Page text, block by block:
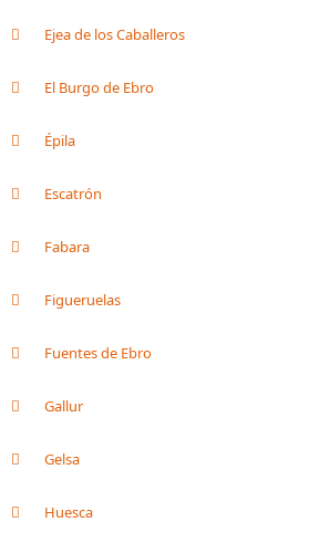
Ejea de los Caballeros
El Burgo de Ebro
Épila
Escatrón
Fabara
Figueruelas
Fuentes de Ebro
Gallur
Gelsa
Huesca